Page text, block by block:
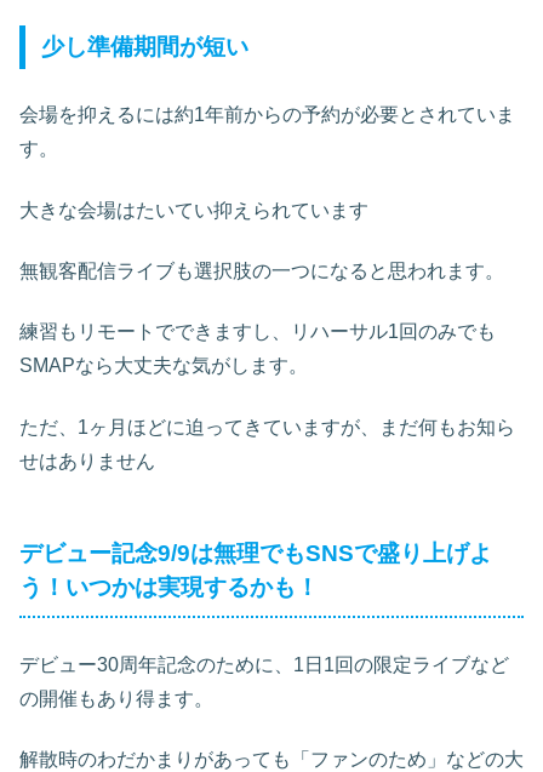
少し準備期間が短い
会場を抑えるには約1年前からの予約が必要とされていま
す。
大きな会場はたいてい抑えられています
無観客配信ライブも選択肢の一つになると思われます。
練習もリモートでできますし、リハーサル1回のみでも
SMAPなら大丈夫な気がします。
ただ、1ヶ月ほどに迫ってきていますが、まだ何もお知ら
せはありません
デビュー記念9/9は無理でもSNSで盛り上げよ
う！いつかは実現するかも！
デビュー30周年記念のために、1日1回の限定ライブなど
の開催もあり得ます。
解散時のわだかまりがあっても「ファンのため」などの大